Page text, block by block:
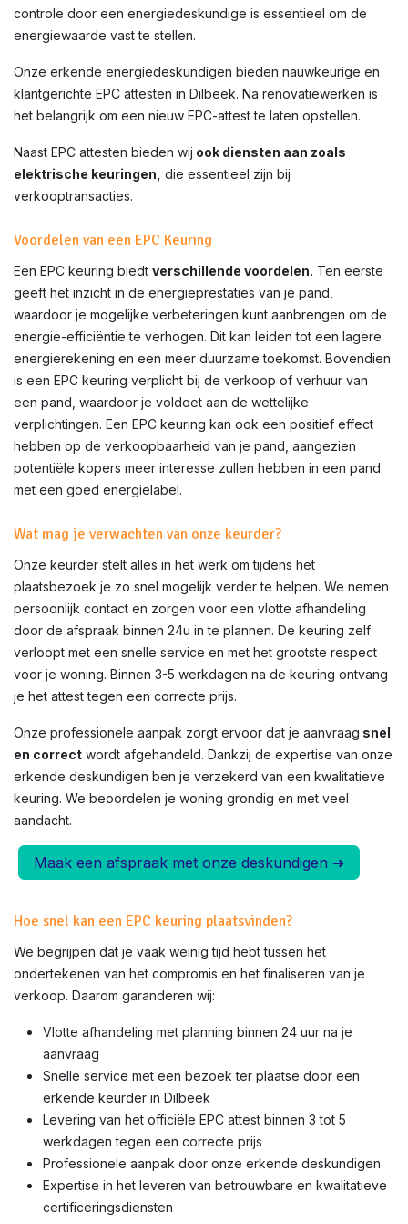
controle door een energiedeskundige is essentieel om de
energiewaarde vast te stellen.
Onze erkende energiedeskundigen bieden nauwkeurige en
klantgerichte EPC attesten in Dilbeek. Na renovatiewerken is
het belangrijk om een nieuw EPC-attest te laten opstellen.
Naast EPC attesten bieden wij ook diensten aan zoals
elektrische keuringen, die essentieel zijn bij
verkooptransacties.
Voordelen van een EPC Keuring
Een EPC keuring biedt verschillende voordelen. Ten eerste
geeft het inzicht in de energieprestaties van je pand,
waardoor je mogelijke verbeteringen kunt aanbrengen om de
energie-efficiëntie te verhogen. Dit kan leiden tot een lagere
energierekening en een meer duurzame toekomst. Bovendien
is een EPC keuring verplicht bij de verkoop of verhuur van
een pand, waardoor je voldoet aan de wettelijke
verplichtingen. Een EPC keuring kan ook een positief effect
hebben op de verkoopbaarheid van je pand, aangezien
potentiële kopers meer interesse zullen hebben in een pand
met een goed energielabel.
Wat mag je verwachten van onze keurder?
Onze keurder stelt alles in het werk om tijdens het
plaatsbezoek je zo snel mogelijk verder te helpen. We nemen
persoonlijk contact en zorgen voor een vlotte afhandeling
door de afspraak binnen 24u in te plannen. De keuring zelf
verloopt met een snelle service en met het grootste respect
voor je woning. Binnen 3-5 werkdagen na de keuring ontvang
je het attest tegen een correcte prijs.
Onze professionele aanpak zorgt ervoor dat je aanvraag snel
en correct wordt afgehandeld. Dankzij de expertise van onze
erkende deskundigen ben je verzekerd van een kwalitatieve
keuring. We beoordelen je woning grondig en met veel
aandacht.
Maak een afspraak met onze deskundigen ➜
Hoe snel kan een EPC keuring plaatsvinden?
We begrijpen dat je vaak weinig tijd hebt tussen het
ondertekenen van het compromis en het finaliseren van je
verkoop. Daarom garanderen wij:
Vlotte afhandeling met planning binnen 24 uur na je
aanvraag
Snelle service met een bezoek ter plaatse door een
erkende keurder in Dilbeek
Levering van het officiële EPC attest binnen 3 tot 5
werkdagen tegen een correcte prijs
Professionele aanpak door onze erkende deskundigen
Expertise in het leveren van betrouwbare en kwalitatieve
certificeringsdiensten